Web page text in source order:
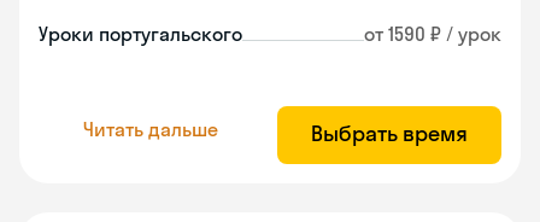
Уроки португальского от 1590 ₽ / урок
Читать дальше Выбрать время